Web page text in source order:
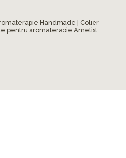
Handmade | Colier
pentru aromaterapie Ametist